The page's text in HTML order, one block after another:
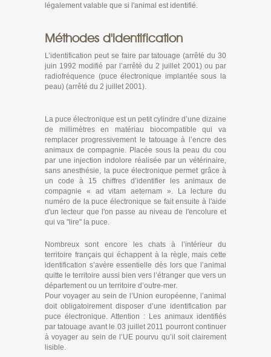
légalement valable que si l'animal est identifié.
Méthodes d'identification
L’identification peut se faire par tatouage (arrêté du 30
juin 1992 modifié par l’arrêté du 2 juillet 2001) ou par
radiofréquence (puce électronique implantée sous la
peau) (arrêté du 2 juillet 2001).
La puce électronique est un petit cylindre d’une dizaine
de millimètres en matériau biocompatible qui va
remplacer progressivement le tatouage à l’encre des
animaux de compagnie. Placée sous la peau du cou
par une injection indolore réalisée par un vétérinaire,
sans anesthésie, la puce électronique permet grâce à
un code à 15 chiffres d’identifier les animaux de
compagnie « ad vitam aeternam ». La lecture du
numéro de la puce électronique se fait ensuite à l'aide
d'un lecteur que l'on passe au niveau de l'encolure et
qui va "lire" la puce.
Nombreux sont encore les chats à l’intérieur du
territoire français qui échappent à la règle, mais cette
identification s’avère essentielle dès lors que l’animal
quitte le territoire aussi bien vers l’étranger que vers un
département ou un territoire d’outre-mer.
Pour voyager au sein de l’Union européenne, l’animal
doit obligatoirement disposer d’une identification par
puce électronique. Attention : Les animaux identifiés
par tatouage avant le 03 juillet 2011 pourront continuer
à voyager au sein de l’UE pourvu qu’il soit clairement
lisible.